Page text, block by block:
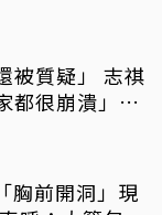
被質疑」 志祺
都很崩潰」：
胸前開洞」現